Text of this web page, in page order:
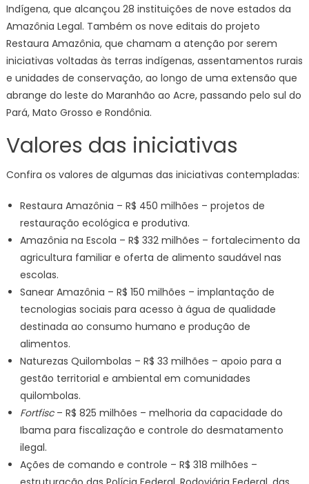
Indígena, que alcançou 28 instituições de nove estados da
Amazônia Legal. Também os nove editais do projeto
Restaura Amazônia, que chamam a atenção por serem
iniciativas voltadas às terras indígenas, assentamentos rurais
e unidades de conservação, ao longo de uma extensão que
abrange do leste do Maranhão ao Acre, passando pelo sul do
Pará, Mato Grosso e Rondônia.
Valores das iniciativas
Confira os valores de algumas das iniciativas contempladas:
Restaura Amazônia – R$ 450 milhões – projetos de
restauração ecológica e produtiva.
Amazônia na Escola – R$ 332 milhões – fortalecimento da
agricultura familiar e oferta de alimento saudável nas
escolas.
Sanear Amazônia – R$ 150 milhões – implantação de
tecnologias sociais para acesso à água de qualidade
destinada ao consumo humano e produção de
alimentos.
Naturezas Quilombolas – R$ 33 milhões – apoio para a
gestão territorial e ambiental em comunidades
quilombolas.
Fortfisc– R$ 825 milhões – melhoria da capacidade do
Ibama para fiscalização e controle do desmatamento
ilegal.
Ações de comando e controle – R$ 318 milhões –